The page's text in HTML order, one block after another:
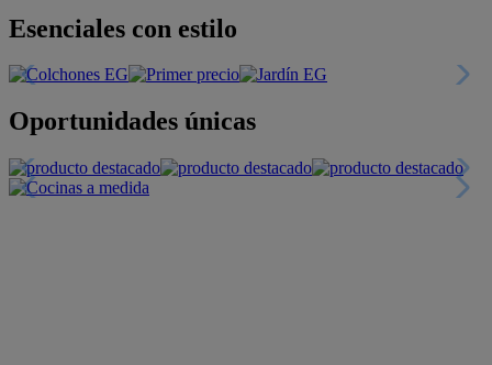
Esenciales con estilo
Oportunidades únicas